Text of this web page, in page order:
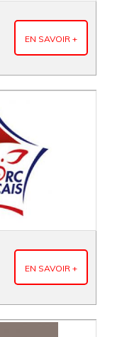
EN SAVOIR +
EN SAVOIR +